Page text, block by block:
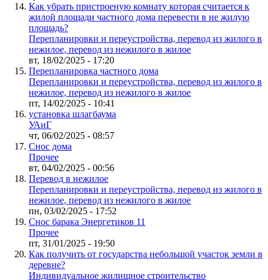
Как убрать пристроеную комнату которая считается к
жилой площади частного дома перевести в не жилую
площадь?
Перепланировки и переустройства, перевод из жилого в
нежилое, перевод из нежилого в жилое
вт, 18/02/2025 - 17:20
Перепланировка частного дома
Перепланировки и переустройства, перевод из жилого в
нежилое, перевод из нежилого в жилое
пт, 14/02/2025 - 10:41
установка шлагбаума
УАиГ
чт, 06/02/2025 - 08:57
Снос дома
Прочее
вт, 04/02/2025 - 00:56
Перевод в нежилое
Перепланировки и переустройства, перевод из жилого в
нежилое, перевод из нежилого в жилое
пн, 03/02/2025 - 17:52
Снос барака Энергетиков 11
Прочее
пт, 31/01/2025 - 19:50
Как получить от государства небольшой участок земли в
деревне?
Индивидуальное жилищное строительство